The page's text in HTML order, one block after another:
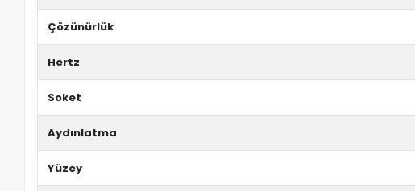
Çözünürlük
Hertz
Soket
Aydınlatma
Yüzey